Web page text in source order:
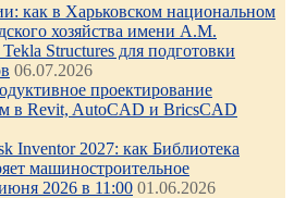
как в Харьковском национальном
хозяйства имени А.М.
Structures для подготовки
06.07.2026
проектирование
в Revit, AutoCAD и BricsCAD
2027: как Библиотека
машиностроительное
2026 в 11:00 01.06.2026